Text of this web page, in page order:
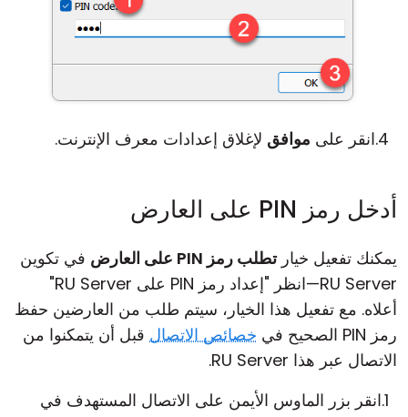
انقر على موافق لإغلاق إعدادات معرف الإنترنت.
أدخل رمز PIN على العارض
يمكنك تفعيل خيارتطلب رمز PIN على العارض
في تكوين
RU Server—انظر "إعداد رمز PIN على RU Server"
أعلاه. مع تفعيل هذا الخيار، سيتم طلب من العارضين حفظ
رمز PIN الصحيح في
خصائص الاتصال قبل أن يتمكنوا من
الاتصال عبر هذا RU Server.
انقر بزر الماوس الأيمن على الاتصال المستهدف في